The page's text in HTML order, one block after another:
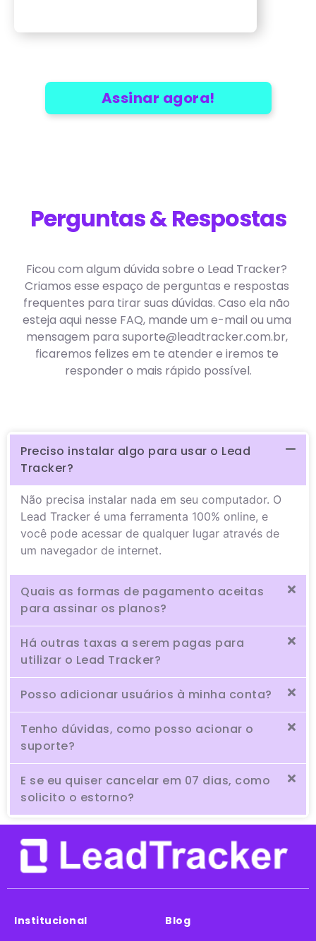
Assinar agora!
Perguntas & Respostas
Ficou com algum dúvida sobre o Lead Tracker?
Criamos esse espaço de perguntas e respostas
frequentes para tirar suas dúvidas. Caso ela não
esteja aqui nesse FAQ, mande um e-mail ou uma
mensagem para suporte@leadtracker.com.br,
ficaremos felizes em te atender e iremos te
responder o mais rápido possível.
Preciso instalar algo para usar o Lead
Tracker?
Não precisa instalar nada em seu computador. O
Lead Tracker é uma ferramenta 100% online, e
você pode acessar de qualquer lugar através de
um navegador de internet.
Quais as formas de pagamento aceitas
para assinar os planos?
Há outras taxas a serem pagas para
utilizar o Lead Tracker?
Posso adicionar usuários à minha conta?
Tenho dúvidas, como posso acionar o
suporte?
E se eu quiser cancelar em 07 dias, como
solicito o estorno?
Institucional Blog